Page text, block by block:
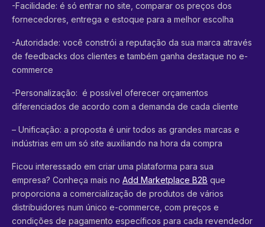
-Facilidade: é só entrar no site, comparar os preços dos
fornecedores, entrega e estoque para a melhor escolha
-Autoridade: você constrói a reputação da sua marca através
de feedbacks dos clientes e também ganha destaque no e-
commerce
-Personalização: é possível oferecer orçamentos
diferenciados de acordo com a demanda de cada cliente
– Unificação: a proposta é unir todos as grandes marcas e
indústrias em um só site auxiliando na hora da compra
Ficou interessado em criar uma plataforma para sua
empresa? Conheça mais no Add Marketplace B2B que
proporciona a comercialização de produtos de vários
distribuidores num único e-commerce, com preços e
condições de pagamento específicos para cada revendedor